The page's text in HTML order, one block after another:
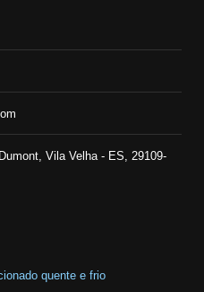
Vila Velha - ES, 29109-
quente e frio